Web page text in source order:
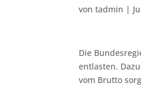
vontadmin |
Die
entlasten.
vom Brutto